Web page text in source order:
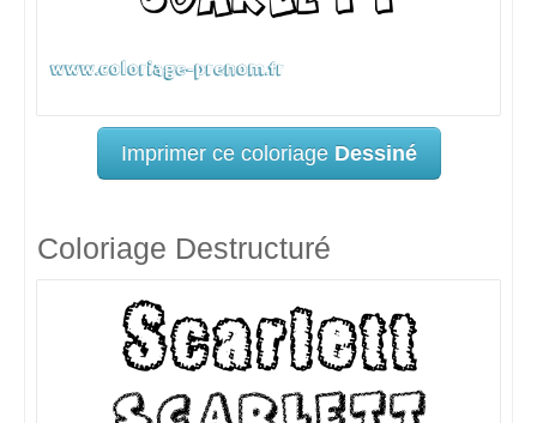
Imprimer ce coloriage Dessiné
Coloriage Destructuré